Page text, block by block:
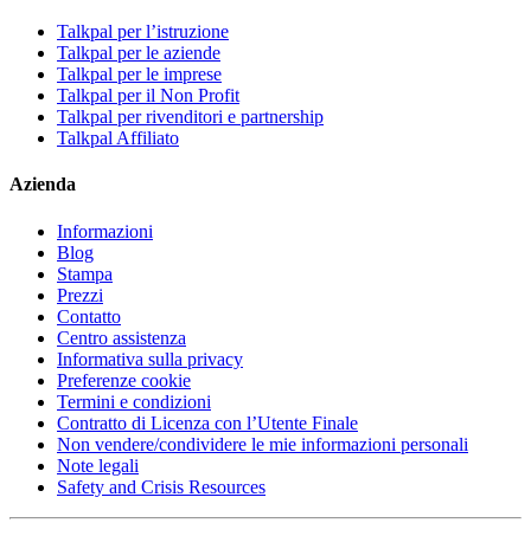
Talkpal per l’istruzione
Talkpal per le aziende
Talkpal per le imprese
Talkpal per il Non Profit
Talkpal per rivenditori e partnership
Talkpal Affiliato
Azienda
Informazioni
Blog
Stampa
Prezzi
Contatto
Centro assistenza
Informativa sulla privacy
Preferenze cookie
Termini e condizioni
Contratto di Licenza con l’Utente Finale
Non vendere/condividere le mie informazioni personali
Note legali
Safety and Crisis Resources